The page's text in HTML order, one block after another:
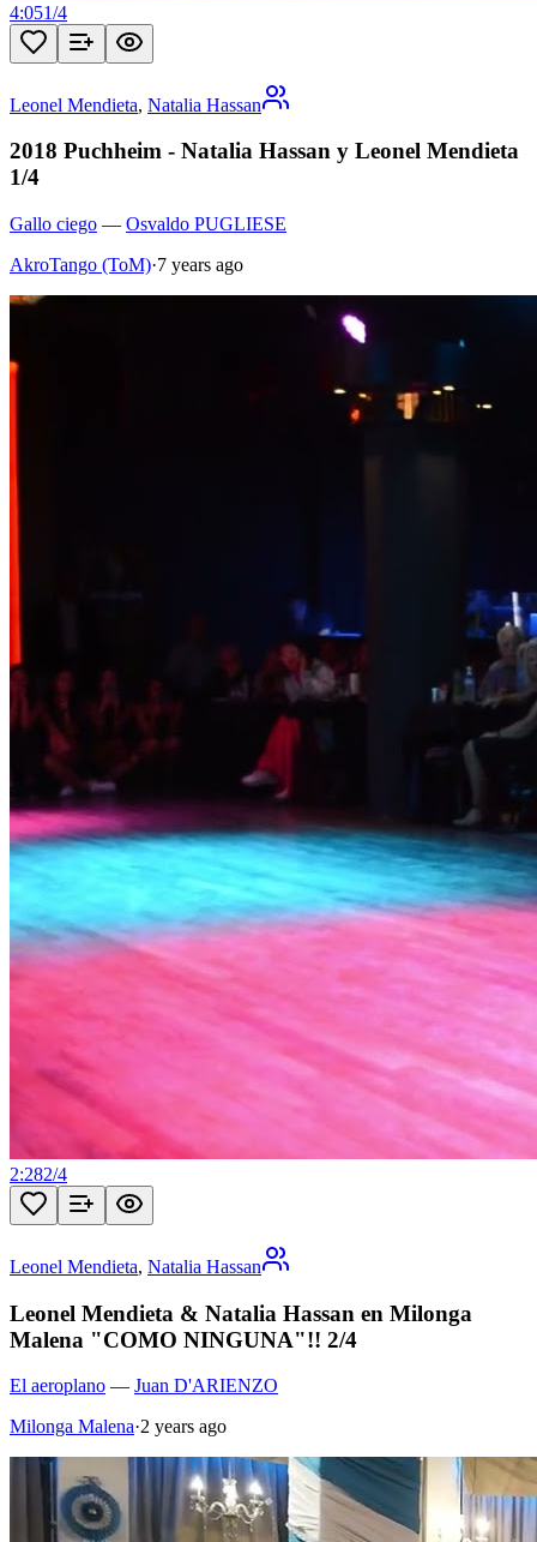
4:051/4
Leonel Mendieta, Natalia Hassan
2018 Puchheim - Natalia Hassan y Leonel Mendieta
1/4
Gallo ciego — Osvaldo PUGLIESE
AkroTango (ToM)·7 years ago
2:282/4
Leonel Mendieta, Natalia Hassan
Leonel Mendieta & Natalia Hassan en Milonga
Malena "COMO NINGUNA"!! 2/4
El aeroplano — Juan D'ARIENZO
Milonga Malena·2 years ago